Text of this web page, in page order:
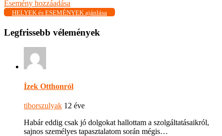
Esemény hozzáadása
HELYEK és ESEMÉNYEK ajánlása
Legfrissebb vélemények
Ízek Otthonról
tiborszulyak 12 éve
Habár eddig csak jó dolgokat hallottam a szolgáltatásaikról,
sajnos személyes tapasztalatom során mégis…